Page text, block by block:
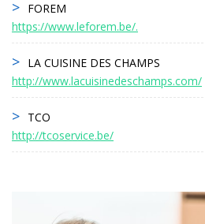
FOREM
https://www.leforem.be/.
LA CUISINE DES CHAMPS
http://www.lacuisinedeschamps.com/
TCO
http://tcoservice.be/